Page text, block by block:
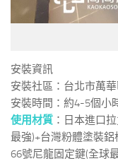
安裝資訊
安裝社區：台北市萬
安裝時間：約4-5個小
使用材質 ：日本進口
最強)+台灣粉體塗裝
66號尼龍固定鍵(全球